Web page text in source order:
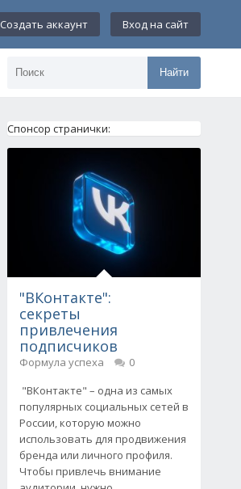
Создать аккаунт Вход на сайт
Найти
Спонсор странички:
"ВКонтакте":
секреты
привлечения
подписчиков
Формула успеха
0
"ВКонтакте" – одна из самых
популярных социальных сетей в
России, которую можно
использовать для продвижения
бренда или личного профиля.
Чтобы привлечь внимание